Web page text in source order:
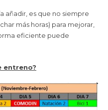
añadir, es que no siempre
más horas) para mejorar,
eficiente puede
entreno?